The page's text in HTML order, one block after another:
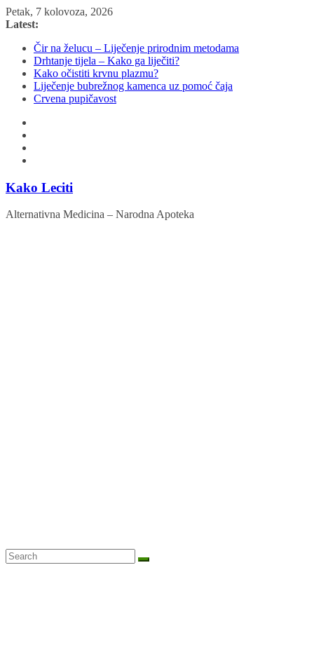
Skip
to
Petak, 7 kolovoza, 2026
Latest:
Čir na želucu – Liječenje prirodnim metodama
Drhtanje tijela – Kako ga liječiti?
Kako očistiti krvnu plazmu?
Liječenje bubrežnog kamenca uz pomoć čaja
Crvena pupičavost
Kako Leciti
Alternativna Medicina – Narodna Apoteka